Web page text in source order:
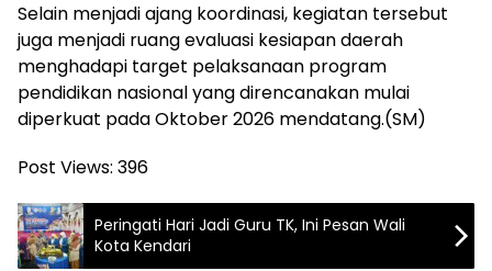
Selain menjadi ajang koordinasi, kegiatan tersebut
juga menjadi ruang evaluasi kesiapan daerah
menghadapi target pelaksanaan program
pendidikan nasional yang direncanakan mulai
diperkuat pada Oktober 2026 mendatang.(SM)
Post Views: 396
Peringati Hari Jadi Guru TK, Ini Pesan Wali
Kota Kendari